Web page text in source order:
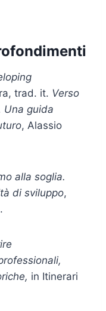
trad. it. Verso
Una guida
, Alassio
alla soglia.
di sviluppo,
in Itinerari